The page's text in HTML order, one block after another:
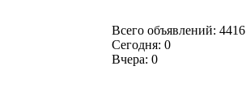
Всего объявлений: 4416
Сегодня: 0
Вчера: 0